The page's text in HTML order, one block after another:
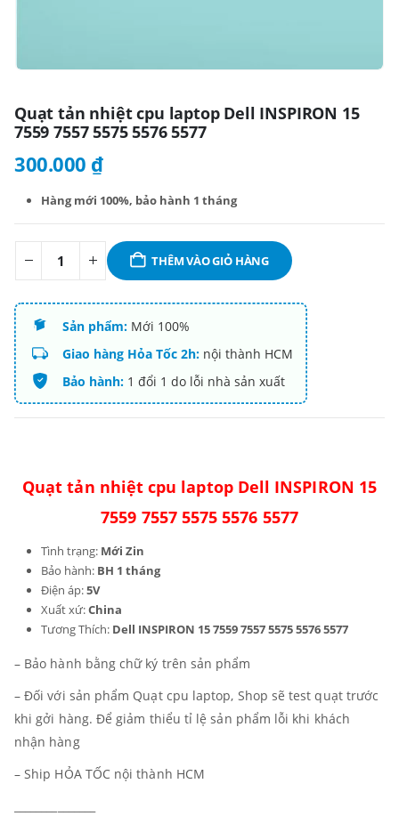
Quạt tản nhiệt cpu laptop Dell INSPIRON 15
7559 7557 5575 5576 5577
300.000 ₫
Hàng mới 100%, bảo hành 1 tháng
THÊM VÀO GIỎ HÀNG
Sản phẩm:Mới 100%
Giao hàng Hỏa Tốc 2h:nội thành HCM
Bảo hành:1 đổi 1 do lỗi nhà sản xuất
Quạt tản nhiệt cpu laptop Dell INSPIRON 15
7559 7557 5575 5576 5577
Tình trạng: Mới Zin
Bảo hành: BH 1 tháng
Điện áp:5V
Xuất xứ:China
Tương Thích: Dell INSPIRON 15 7559 7557 5575 5576 5577
– Bảo hành bằng chữ ký trên sản phẩm
– Đối với sản phẩm Quạt cpu laptop, Shop sẽ test quạt trước
khi gởi hàng. Để giảm thiểu tỉ lệ sản phẩm lỗi khi khách
nhận hàng
– Ship HỎA TỐC nội thành HCM